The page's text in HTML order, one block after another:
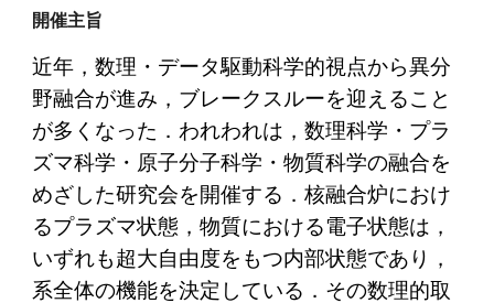
開催主旨
近年，数理・データ駆動科学的視点から異分
野融合が進み，ブレークスルーを迎えること
が多くなった．われわれは，数理科学・プラ
ズマ科学・原子分子科学・物質科学の融合を
めざした研究会を開催する．核融合炉におけ
るプラズマ状態，物質における電子状態は，
いずれも超大自由度をもつ内部状態であり，
系全体の機能を決定している．その数理的取